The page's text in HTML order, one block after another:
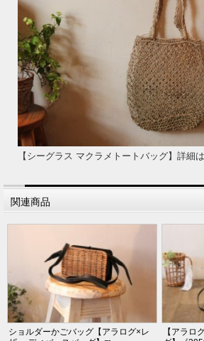
【シーグラス マクラメトートバッグ】詳細
関連商品
ショルダーかごバッグ【アラログ×レ
【アラロ